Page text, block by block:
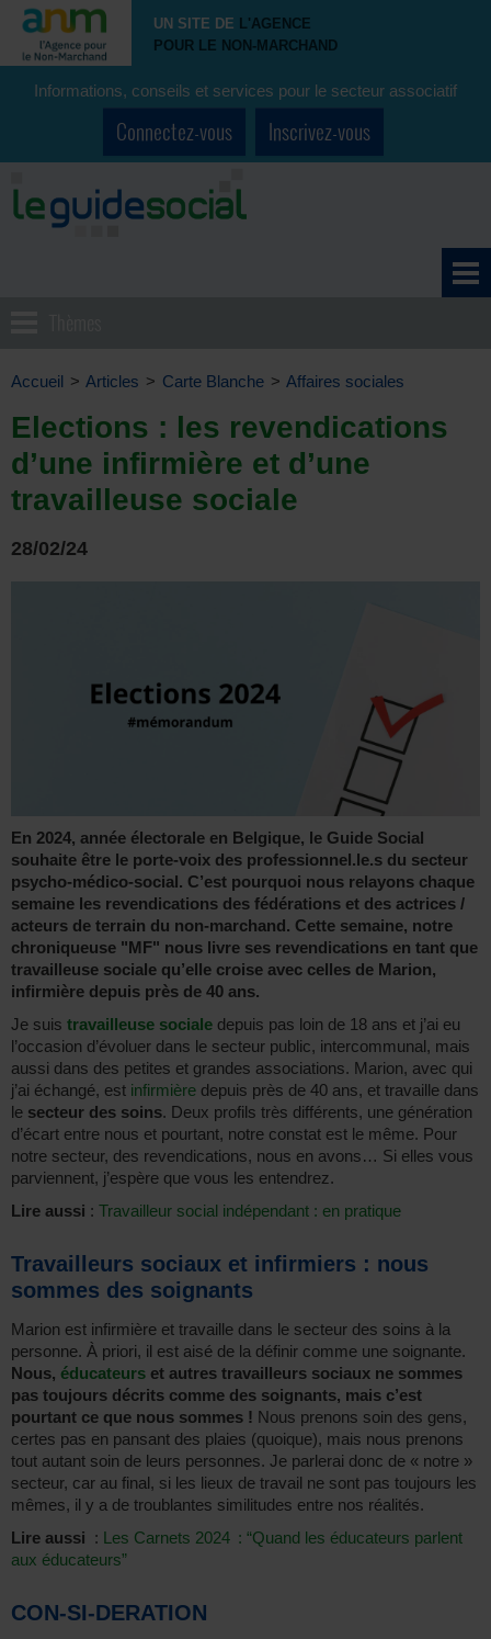
UN SITE DE L'AGENCE
POUR LE NON-MARCHAND
Informations, conseils et services pour le secteur associatif
Connectez-vous Inscrivez-vous
Accueil > Articles > Carte Blanche > Affaires sociales
Elections : les revendications
d’une infirmière et d’une
travailleuse sociale
28/02/24
En 2024, année électorale en Belgique, le Guide Social
souhaite être le porte-voix des professionnel.le.s du secteur
psycho-médico-social. C’est pourquoi nous relayons chaque
semaine les revendications des fédérations et des actrices /
acteurs de terrain du non-marchand. Cette semaine, notre
chroniqueuse "MF" nous livre ses revendications en tant que
travailleuse sociale qu’elle croise avec celles de Marion,
infirmière depuis près de 40 ans.
Je suis travailleuse sociale depuis pas loin de 18 ans et j’ai eu
l’occasion d’évoluer dans le secteur public, intercommunal, mais
aussi dans des petites et grandes associations. Marion, avec qui
j’ai échangé, est infirmière depuis près de 40 ans, et travaille dans
le secteur des soins. Deux profils très différents, une génération
d’écart entre nous et pourtant, notre constat est le même. Pour
notre secteur, des revendications, nous en avons… Si elles vous
parviennent, j’espère que vous les entendrez.
Lire aussi : Travailleur social indépendant : en pratique
Travailleurs sociaux et infirmiers : nous
sommes des soignants
Marion est infirmière et travaille dans le secteur des soins à la
personne. À priori, il est aisé de la définir comme une soignante.
Nous, éducateurs et autres travailleurs sociaux ne sommes
pas toujours décrits comme des soignants, mais c’est
pourtant ce que nous sommes ! Nous prenons soin des gens,
certes pas en pansant des plaies (quoique), mais nous prenons
tout autant soin de leurs personnes. Je parlerai donc de « notre »
secteur, car au final, si les lieux de travail ne sont pas toujours les
mêmes, il y a de troublantes similitudes entre nos réalités.
Lire aussi : Les Carnets 2024 : “Quand les éducateurs parlent
aux éducateurs”
CON-SI-DERATION